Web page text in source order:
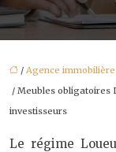
/ Agence immobilière
/ Meubles obligatoires
investisseurs
Le régime